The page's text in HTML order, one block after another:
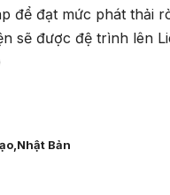
để đạt mức phát thải
sẽ được đệ trình lên
Nhật Bản